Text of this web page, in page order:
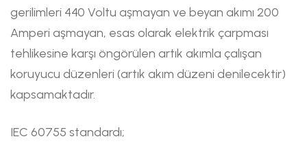
gerilimleri 440 Voltu aşmayan ve beyan akımı 200
Amperi aşmayan, esas olarak elektrik çarpması
tehlikesine karşı öngörülen artık akımla çalışan
koruyucu düzenleri (artık akım düzeni denilecektir)
kapsamaktadır.
IEC 60755 standardı;